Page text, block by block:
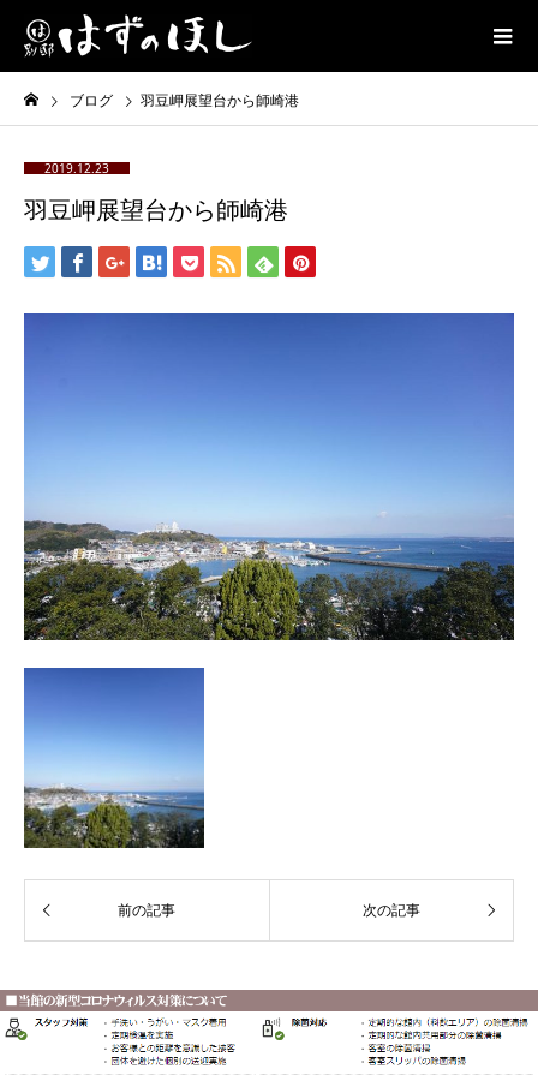
ブログ 羽豆岬展望台から師崎港
2019.12.23
羽豆岬展望台から師崎港